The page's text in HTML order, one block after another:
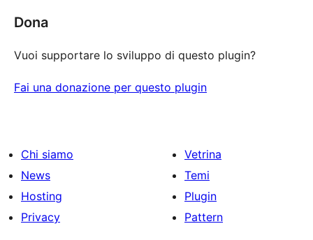
Dona
Vuoi supportare lo sviluppo di questo plugin?
Fai una donazione per questo plugin
Chi siamo
News
Hosting
Privacy
Vetrina
Temi
Plugin
Pattern